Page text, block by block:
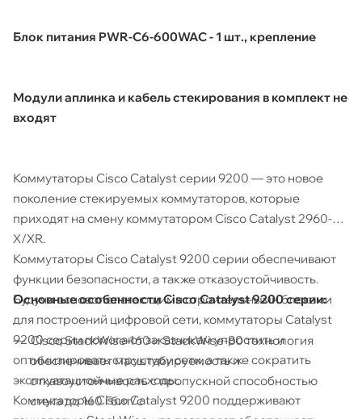
Блок питания PWR-C6-600WAC - 1 шт., крепление
Модули аплинка и кабель стекирования в комплект не
входят
Коммутаторы Cisco Catalyst серии 9200 — это новое
поколение стекируемых коммутаторов, которые
приходят на смену коммутатором Cisco Catalyst 2960-
X/XR.
Коммутаторы Cisco Catalyst 9200 серии обеспечивают
функции безопасности, а также отказоустойчивость.
Будучи основополагающими строительными блоками
для построений цифровой сети, коммутаторы Catalyst
9200 серии помогают заказчикам упростить и
оптимизировать структуру сети, а также сократить
эксплуатационные расходы.
Коммутаторы Cisco Catalyst 9200 поддерживают
Основные особенности Cisco Catalyst 9200 серии:
Cisco StackWise-160 и StackWise-80 технология
обеспечивает масштабируемость и
отказоустойчивость с пропускной способностью
стека до 160 Гбит/с